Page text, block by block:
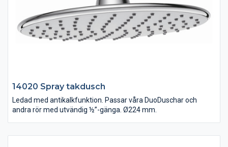
14020 Spray takdusch
Ledad med antikalkfunktion. Passar våra DuoDuschar och
andra rör med utvändig ½”-gänga. Ø224 mm.